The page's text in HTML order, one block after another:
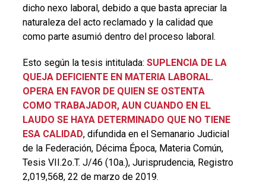
dicho nexo laboral, debido a que basta apreciar la
naturaleza del acto reclamado y la calidad que
como parte asumió dentro del proceso laboral.
Esto según la tesis intitulada: SUPLENCIA DE LA
QUEJA DEFICIENTE EN MATERIA LABORAL.
OPERA EN FAVOR DE QUIEN SE OSTENTA
COMO TRABAJADOR, AUN CUANDO EN EL
LAUDO SE HAYA DETERMINADO QUE NO TIENE
ESA CALIDAD, difundida en el Semanario Judicial
de la Federación, Décima Época, Materia Común,
Tesis VII.2o.T. J/46 (10a.), Jurisprudencia, Registro
2,019,568, 22 de marzo de 2019.